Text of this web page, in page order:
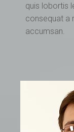
quis lobortis
consequat a
accumsan.